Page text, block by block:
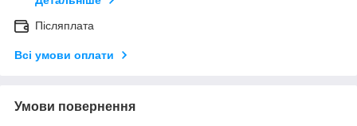
Післяплата
Всі умови оплати
Умови повернення